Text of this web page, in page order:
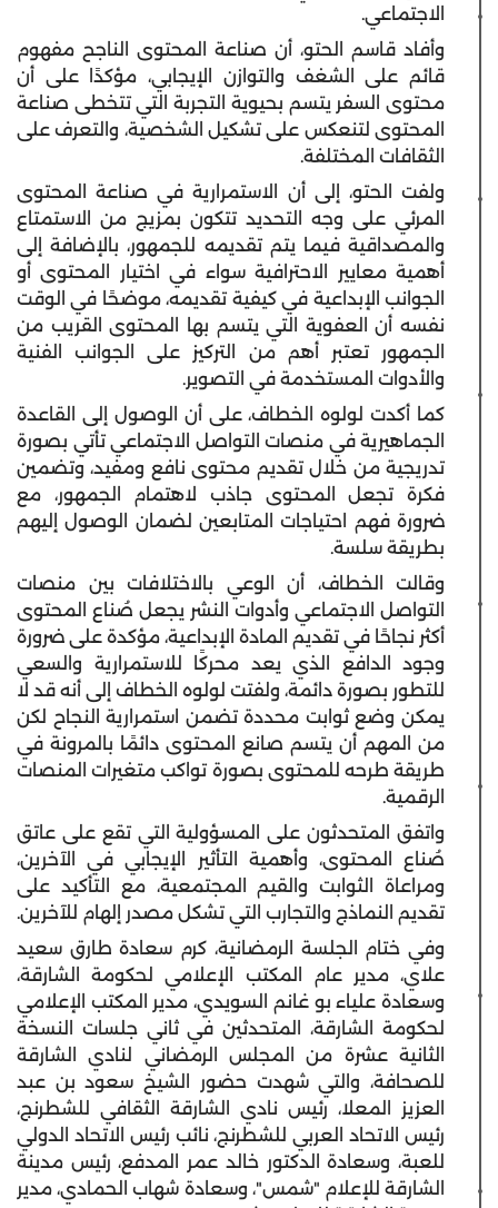
الاجتماعي.
وأفاد قاسم الحتو، أن صناعة المحتوى الناجح مفهوم
قائم على الشغف والتوازن الإيجابي، مؤكدًا على أن
محتوى السفر يتسم بحيوية التجربة التي تتخطى صناعة
المحتوى لتنعكس على تشكيل الشخصية، والتعرف على
الثقافات المختلفة.
ولفت الحتو، إلى أن الاستمرارية في صناعة المحتوى
المرئي على وجه التحديد تتكون بمزيج من الاستمتاع
والمصداقية فيما يتم تقديمه للجمهور، بالإضافة إلى
أهمية معايير الاحترافية سواء في اختيار المحتوى أو
الجوانب الإبداعية في كيفية تقديمه، موضحًا في الوقت
نفسه أن العفوية التي يتسم بها المحتوى القريب من
الجمهور تعتبر أهم من التركيز على الجوانب الفنية
والأدوات المستخدمة في التصوير.
كما أكدت لولوه الخطاف، على أن الوصول إلى القاعدة
الجماهيرية في منصات التواصل الاجتماعي تأتي بصورة
تدريجية من خلال تقديم محتوى نافع ومفيد، وتضمين
فكرة تجعل المحتوى جاذب لاهتمام الجمهور، مع
ضرورة فهم احتياجات المتابعين لضمان الوصول إليهم
بطريقة سلسة.
وقالت الخطاف، أن الوعي بالاختلافات بين منصات
التواصل الاجتماعي وأدوات النشر يجعل صُناع المحتوى
أكثر نجاحًا في تقديم المادة الإبداعية، مؤكدة على ضرورة
وجود الدافع الذي يعد محركًا للاستمرارية والسعي
للتطور بصورة دائمة، ولفتت لولوه الخطاف إلى أنه قد لا
يمكن وضع ثوابت محددة تضمن استمرارية النجاح لكن
من المهم أن يتسم صانع المحتوى دائمًا بالمرونة في
طريقة طرحه للمحتوى بصورة تواكب متغيرات المنصات
الرقمية.
واتفق المتحدثون على المسؤولية التي تقع على عاتق
صُناع المحتوى، وأهمية التأثير الإيجابي في الآخرين،
ومراعاة الثوابت والقيم المجتمعية، مع التأكيد على
تقديم النماذج والتجارب التي تشكل مصدر إلهام للآخرين.
وفي ختام الجلسة الرمضانية، كرم سعادة طارق سعيد
علاي، مدير عام المكتب الإعلامي لحكومة الشارقة،
وسعادة علياء بو غانم السويدي، مدير المكتب الإعلامي
لحكومة الشارقة، المتحدثين في ثاني جلسات النسخة
الثانية عشرة من المجلس الرمضاني لنادي الشارقة
للصحافة، والتي شهدت حضور الشيخ سعود بن عبد
العزيز المعلا، رئيس نادي الشارقة الثقافي للشطرنج،
رئيس الاتحاد العربي للشطرنج، نائب رئيس الاتحاد الدولي
للعبة، وسعادة الدكتور خالد عمر المدفع، رئيس مدينة
الشارقة للإعلام "شمس"، وسعادة شهاب الحمادي، مدير